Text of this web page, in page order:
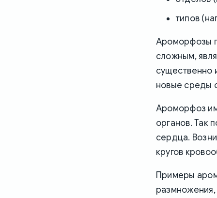
типов
Ароморфозы
сложным,
существенно
новые среды
Ароморфоз
органов. Так
сердца.
кругов
Примеры
размножения,